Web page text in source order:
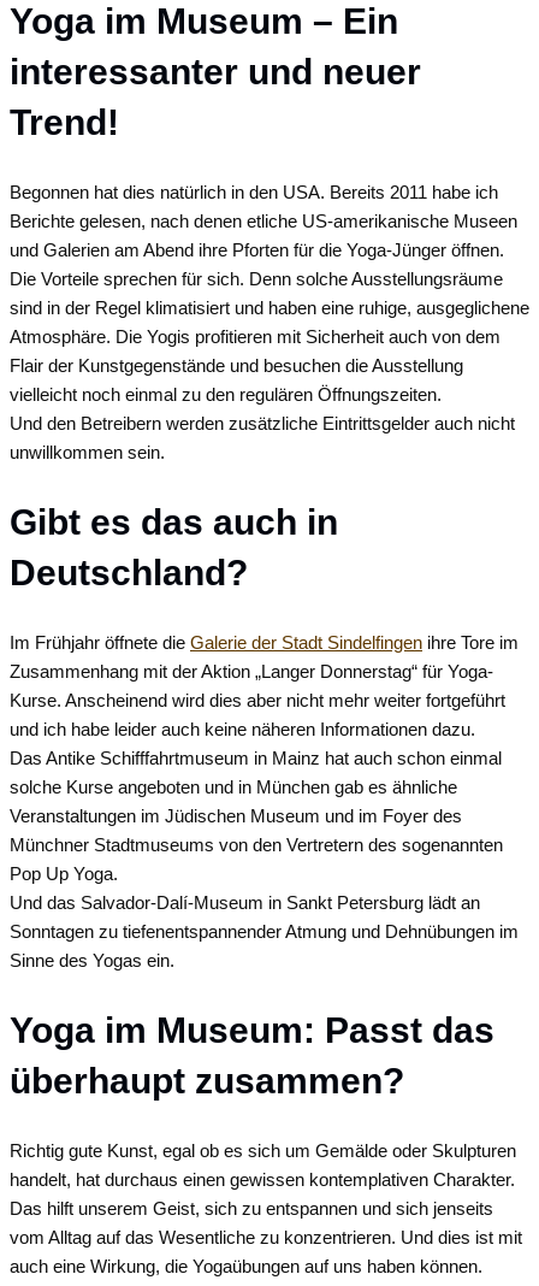
Yoga im Museum – Ein
interessanter und neuer
Trend!
Begonnen hat dies natürlich in den USA. Bereits 2011 habe ich
Berichte gelesen, nach denen etliche US-amerikanische Museen
und Galerien am Abend ihre Pforten für die Yoga-Jünger öffnen.
Die Vorteile sprechen für sich. Denn solche Ausstellungsräume
sind in der Regel klimatisiert und haben eine ruhige, ausgeglichene
Atmosphäre. Die Yogis profitieren mit Sicherheit auch von dem
Flair der Kunstgegenstände und besuchen die Ausstellung
vielleicht noch einmal zu den regulären Öffnungszeiten.
Und den Betreibern werden zusätzliche Eintrittsgelder auch nicht
unwillkommen sein.
Gibt es das auch in
Deutschland?
Im Frühjahr öffnete die Galerie der Stadt Sindelfingen ihre Tore im
Zusammenhang mit der Aktion „Langer Donnerstag“ für Yoga-
Kurse. Anscheinend wird dies aber nicht mehr weiter fortgeführt
und ich habe leider auch keine näheren Informationen dazu.
Das Antike Schifffahrtmuseum in Mainz hat auch schon einmal
solche Kurse angeboten und in München gab es ähnliche
Veranstaltungen im Jüdischen Museum und im Foyer des
Münchner Stadtmuseums von den Vertretern des sogenannten
Pop Up Yoga.
Und das Salvador-Dalí-Museum in Sankt Petersburg lädt an
Sonntagen zu tiefenentspannender Atmung und Dehnübungen im
Sinne des Yogas ein.
Yoga im Museum: Passt das
überhaupt zusammen?
Richtig gute Kunst, egal ob es sich um Gemälde oder Skulpturen
handelt, hat durchaus einen gewissen kontemplativen Charakter.
Das hilft unserem Geist, sich zu entspannen und sich jenseits
vom Alltag auf das Wesentliche zu konzentrieren. Und dies ist mit
auch eine Wirkung, die Yogaübungen auf uns haben können.